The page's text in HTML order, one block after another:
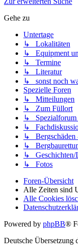
Gehe zu
Untertage
↳ Lokalitäten
↳ Equipment
↳ Termine
↳ Literatur
↳ sonst noch
Spezielle Foren
↳ Mitteilungen
↳ Zum Füllort
↳ Spezialforum
↳
↳ Bergschäden
↳
↳ Geschichten/
↳ Fotos
Foren-Übersicht
Alle Zeiten sind
Alle Cookies
Powered by phpBB®
Deutsche Übersetzung